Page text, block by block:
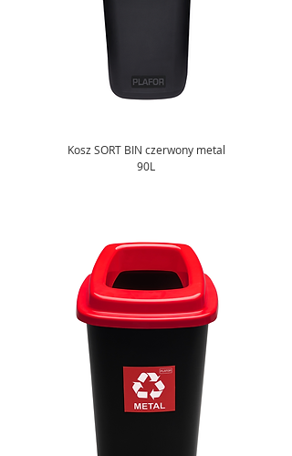
Kosz SORT BIN czerwony metal
90L